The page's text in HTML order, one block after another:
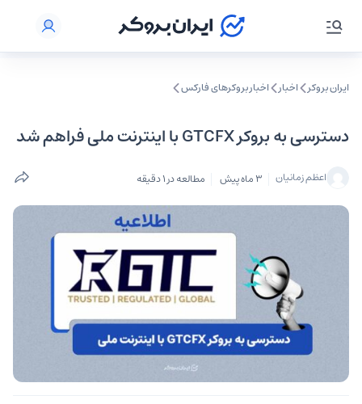
ایران بروکر اخبار اخبار بروکرهای فارکس
دسترسی به بروکر GTCFX با اینترنت ملی فراهم شد
اعظم زمانیان 3 ماه پیش مطالعه در 1 دقیقه